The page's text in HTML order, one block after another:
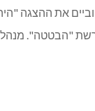
וביים את ההצגה
"הבטטה". מנהל